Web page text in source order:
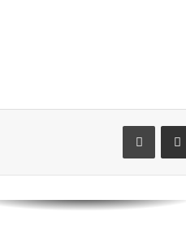
مشاركة عبر البريد طباعة
حسنية أكادير
مؤجلات البطولة بعد التوقف الدولي